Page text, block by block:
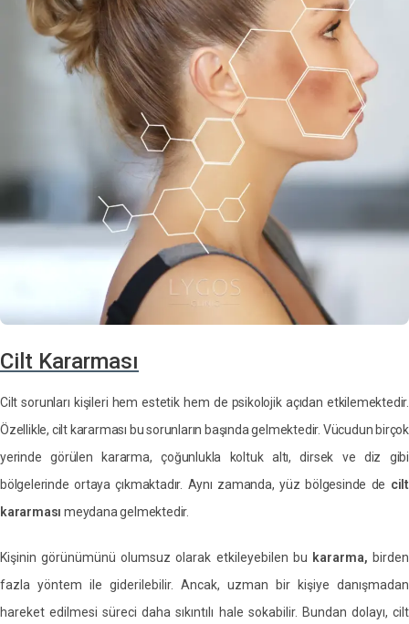
Cilt Kararması
Cilt sorunları kişileri hem estetik hem de psikolojik açıdan etkilemektedir.
Özellikle, cilt kararması bu sorunların başında gelmektedir. Vücudun birçok
yerinde görülen kararma, çoğunlukla koltuk altı, dirsek ve diz gibi
bölgelerinde ortaya çıkmaktadır. Aynı zamanda, yüz bölgesinde de cilt
kararması meydana gelmektedir.
Kişinin görünümünü olumsuz olarak etkileyebilen bu kararma, birden
fazla yöntem ile giderilebilir. Ancak, uzman bir kişiye danışmadan
hareket edilmesi süreci daha sıkıntılı hale sokabilir. Bundan dolayı, cilt